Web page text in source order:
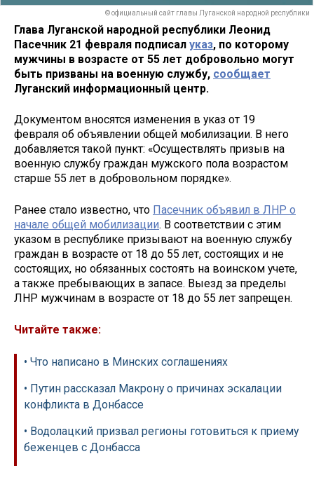
© официальный сайт главы Луганской народной республики
Глава Луганской народной республики Леонид
Пасечник 21 февраля подписал указ, по которому
мужчины в возрасте от 55 лет добровольно могут
быть призваны на военную службу, сообщает
Луганский информационный центр.
Документом вносятся изменения в указ от 19
февраля об объявлении общей мобилизации. В него
добавляется такой пункт: «Осуществлять призыв на
военную службу граждан мужского пола возрастом
старше 55 лет в добровольном порядке».
Ранее стало известно, что Пасечник объявил в ЛНР о
начале общей мобилизации. В соответствии с этим
указом в республике призывают на военную службу
граждан в возрасте от 18 до 55 лет, состоящих и не
состоящих, но обязанных состоять на воинском учете,
а также пребывающих в запасе. Выезд за пределы
ЛНР мужчинам в возрасте от 18 до 55 лет запрещен.
Читайте также:
• Что написано в Минских соглашениях
• Путин рассказал Макрону о причинах эскалации
конфликта в Донбассе
• Водолацкий призвал регионы готовиться к приему
беженцев с Донбасса